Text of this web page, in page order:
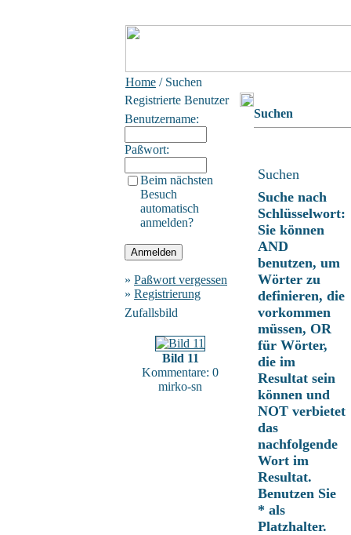
Home / Suchen
Registrierte Benutzer
Benutzername:
Paßwort:
Beim nächsten
Besuch
automatisch
anmelden?
» Paßwort vergessen
» Registrierung
Zufallsbild
Bild 11
Kommentare: 0
mirko-sn
Suchen
Suchen
Suche nach
Schlüsselwort:
Sie können
AND
benutzen, um
Wörter zu
definieren, die
vorkommen
müssen, OR
für Wörter,
die im
Resultat sein
können und
NOT verbietet
das
nachfolgende
Wort im
Resultat.
Benutzen Sie
* als
Platzhalter.